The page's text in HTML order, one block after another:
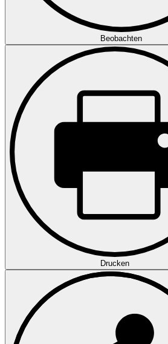
Beobachten
Drucken